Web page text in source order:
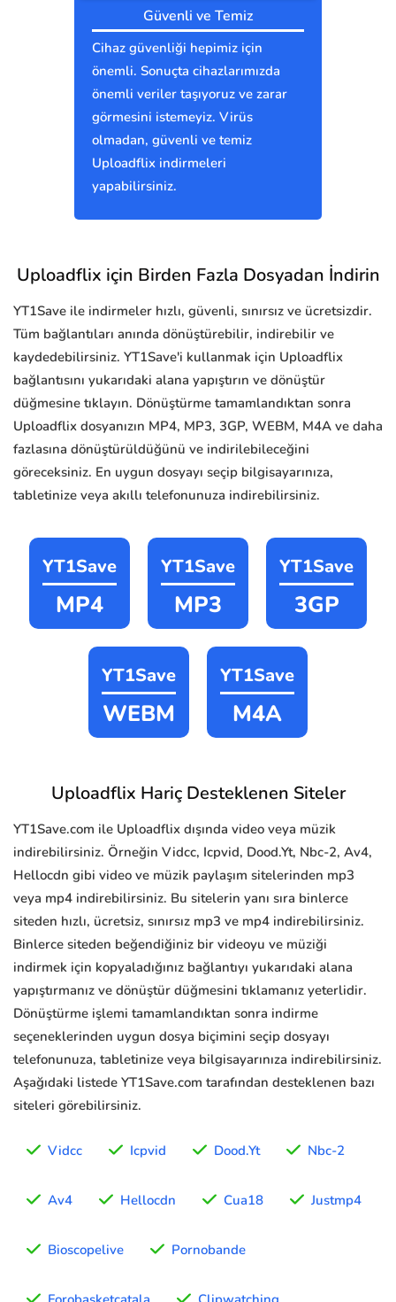
Güvenli ve Temiz
Cihaz güvenliği hepimiz için
önemli. Sonuçta cihazlarımızda
önemli veriler taşıyoruz ve zarar
görmesini istemeyiz. Virüs
olmadan, güvenli ve temiz
Uploadflix indirmeleri
yapabilirsiniz.
Uploadflix için Birden Fazla Dosyadan İndirin
YT1Save ile indirmeler hızlı, güvenli, sınırsız ve ücretsizdir.
Tüm bağlantıları anında dönüştürebilir, indirebilir ve
kaydedebilirsiniz. YT1Save'i kullanmak için Uploadflix
bağlantısını yukarıdaki alana yapıştırın ve dönüştür
düğmesine tıklayın. Dönüştürme tamamlandıktan sonra
Uploadflix dosyanızın MP4, MP3, 3GP, WEBM, M4A ve daha
fazlasına dönüştürüldüğünü ve indirilebileceğini
göreceksiniz. En uygun dosyayı seçip bilgisayarınıza,
tabletinize veya akıllı telefonunuza indirebilirsiniz.
YT1Save
MP4
YT1Save
MP3
YT1Save
3GP
YT1Save
WEBM
YT1Save
M4A
Uploadflix Hariç Desteklenen Siteler
YT1Save.com ile Uploadflix dışında video veya müzik
indirebilirsiniz. Örneğin Vidcc, Icpvid, Dood.Yt, Nbc-2, Av4,
Hellocdn gibi video ve müzik paylaşım sitelerinden mp3
veya mp4 indirebilirsiniz. Bu sitelerin yanı sıra binlerce
siteden hızlı, ücretsiz, sınırsız mp3 ve mp4 indirebilirsiniz.
Binlerce siteden beğendiğiniz bir videoyu ve müziği
indirmek için kopyaladığınız bağlantıyı yukarıdaki alana
yapıştırmanız ve dönüştür düğmesini tıklamanız yeterlidir.
Dönüştürme işlemi tamamlandıktan sonra indirme
seçeneklerinden uygun dosya biçimini seçip dosyayı
telefonunuza, tabletinize veya bilgisayarınıza indirebilirsiniz.
Aşağıdaki listede YT1Save.com tarafından desteklenen bazı
siteleri görebilirsiniz.
Vidcc Icpvid Dood.Yt Nbc-2
Av4 Hellocdn Cua18 Justmp4
Bioscopelive Pornobande